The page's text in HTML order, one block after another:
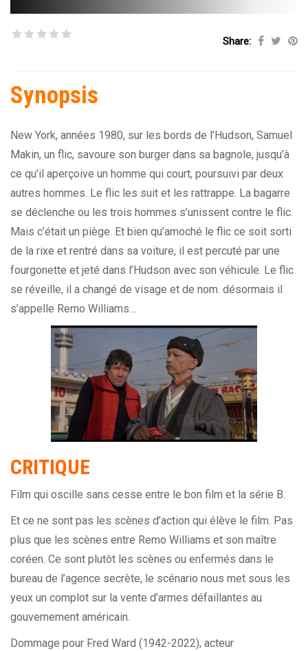
Share:
Synopsis
New York, années 1980, sur les bords de l’Hudson, Samuel
Makin, un flic, savoure son burger dans sa bagnole, jusqu’à
ce qu’il aperçoive un homme qui court, poursuivi par deux
autres hommes. Le flic les suit et les rattrappe. La bagarre
se déclenche ou les trois hommes s’unissent contre le flic.
Mais c’était un piège. Et bien qu’amoché le flic ce soit sorti
de la rixe et rentré dans sa voiture, il est percuté par une
fourgonette et jeté dans l’Hudson avec son véhicule. Le flic
se réveille, il a changé de visage et de nom. désormais il
s’appelle Remo Williams…
CRITIQUE
Film qui oscille sans cesse entre le bon film et la série B.
Et ce ne sont pas les scènes d’action qui élève le film. Pas
plus que les scènes entre Remo Williams et son maître
coréen. Ce sont plutôt les scènes ou enfermés dans le
bureau de l’agence secrète, le scénario nous met sous les
yeux un complot sur la vente d’armes défaillantes au
gouvernement américain.
Dommage pour Fred Ward (1942-2022), acteur